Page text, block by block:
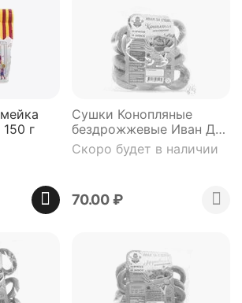
г
Сушки Конопляные
бездрожжевые Иван Да
150г
Скоро будет в наличии
70.00 ₽